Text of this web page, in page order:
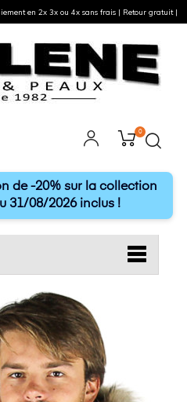
0
de -20% sur la collection
31/08/2026 inclus !
en 2x 3x ou 4x sans frais | Retour gratuit |